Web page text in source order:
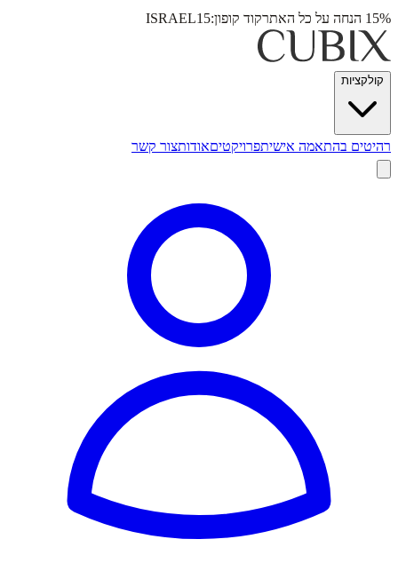
15% הנחה על כל האתר קוד קופון:ISRAEL15
קולקציות
רהיטים בהתאמה אישיתפרויקטיםאודותצור קשר